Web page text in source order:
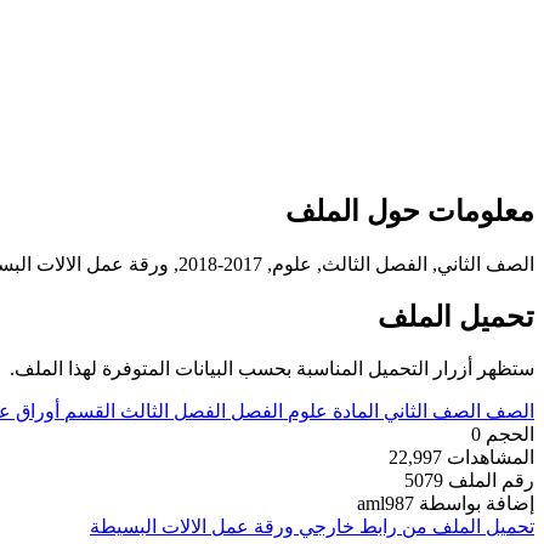
معلومات حول الملف
الصف الثاني, الفصل الثالث, علوم, 2017-2018, ورقة عمل الالات البسيطة
تحميل الملف
ستظهر أزرار التحميل المناسبة بحسب البيانات المتوفرة لهذا الملف.
الصف الصف الثاني المادة علوم الفصل الفصل الثالث القسم أوراق
الحجم 0
المشاهدات 22,997
رقم الملف 5079
إضافة بواسطة aml987
تحميل الملف من رابط خارجي ورقة عمل الالات البسيطة